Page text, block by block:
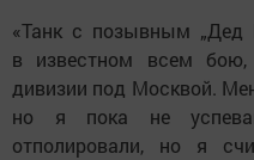
«Танк с позывным „Дед
в известном всем бою,
дивизии под Москвой.
но я пока не
отполировали, но я